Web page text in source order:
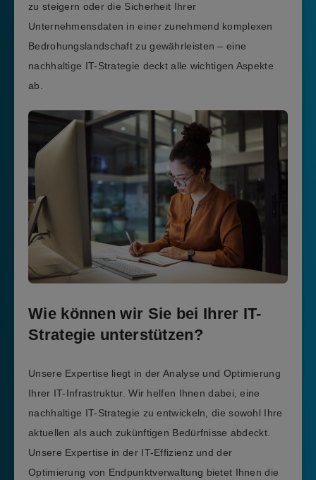
zu steigern oder die Sicherheit Ihrer
Unternehmensdaten in einer zunehmend komplexen
Bedrohungslandschaft zu gewährleisten – eine
nachhaltige IT-Strategie deckt alle wichtigen Aspekte
ab.
Wie können wir Sie bei Ihrer IT-
Strategie unterstützen?
Unsere Expertise liegt in der Analyse und Optimierung
Ihrer IT-Infrastruktur. Wir helfen Ihnen dabei, eine
nachhaltige IT-Strategie zu entwickeln, die sowohl Ihre
aktuellen als auch zukünftigen Bedürfnisse abdeckt.
Unsere Expertise in der IT-Effizienz und der
Optimierung von Endpunktverwaltung bietet Ihnen die